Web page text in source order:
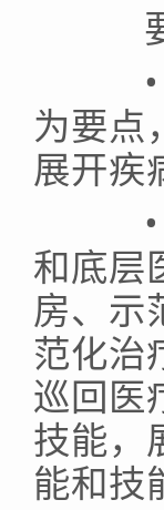
要
•
为要点
展开疾
•
和底层
房、示
范化治
巡回医
技能，
能和技